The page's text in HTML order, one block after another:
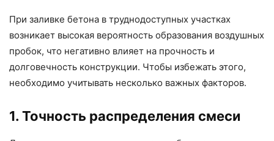
При заливке бетона в труднодоступных участках
возникает высокая вероятность образования воздушных
пробок, что негативно влияет на прочность и
долговечность конструкции. Чтобы избежать этого,
необходимо учитывать несколько важных факторов.
1. Точность распределения смеси